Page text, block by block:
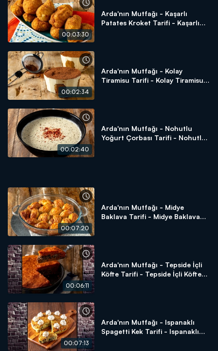
00:03:30
Arda'nın Mutfağı - Kaşarlı
Patates Kroket Tarifi - Kaşarlı
00:02:34
Arda'nın Mutfağı - Kolay
Tiramisu Tarifi - Kolay Tiramisu
00:02:40
Arda'nın Mutfağı - Nohutlu
Yoğurt Çorbası Tarifi - Nohutlu
00:07:20
Arda'nın Mutfağı - Midye
Baklava Tarifi - Midye Baklava
00:06:11
Arda'nın Mutfağı - Tepside İçli
Köfte Tarifi - Tepside İçli Köfte
00:07:13
Arda'nın Mutfağı - Ispanaklı
Spagetti Kek Tarifi - Ispanaklı